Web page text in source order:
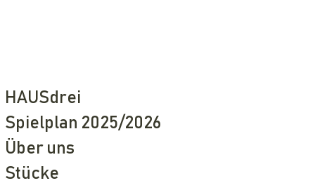
HAUSdrei
Spielplan 2025/2026
Über uns
Stücke